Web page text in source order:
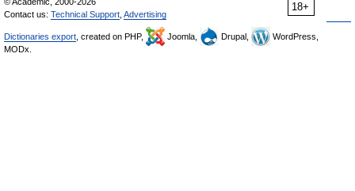
18+
Contact us: Technical Support Advertising
Dictionaries export , created on PHP, Joomla, Drupal,
WordPress,
MODx.